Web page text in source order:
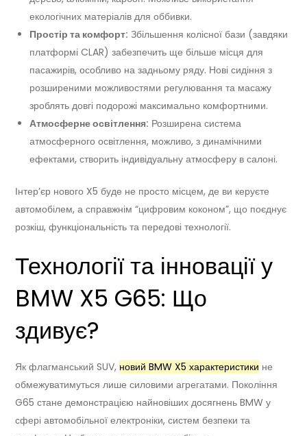
екологічних матеріалів для оббивки.
Простір та комфорт: Збільшення колісної бази (завдяки
платформі CLAR) забезпечить ще більше місця для
пасажирів, особливо на задньому ряду. Нові сидіння з
розширеними можливостями регулювання та масажу
зроблять довгі подорожі максимально комфортними.
Атмосферне освітлення: Розширена система
атмосферного освітлення, можливо, з динамічними
ефектами, створить індивідуальну атмосферу в салоні.
Інтер’єр нового X5 буде не просто місцем, де ви керуєте
автомобілем, а справжнім “цифровим коконом”, що поєднує
розкіш, функціональність та передові технології.
Технології та інновації у
BMW X5 G65: Що
здивує?
Як флагманський SUV, новий BMW X5 характеристики не
обмежуватимуться лише силовими агрегатами. Покоління
G65 стане демонстрацією найновіших досягнень BMW у
сфері автомобільної електроніки, систем безпеки та